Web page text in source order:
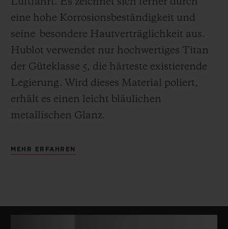
eine hohe Korrosionsbeständigkeit und
seine besondere Hautverträglichkeit aus.
Hublot verwendet nur hochwertiges Titan
der Güteklasse 5, die härteste existierende
Legierung. Wird dieses Material poliert,
erhält es einen leicht bläulichen
metallischen Glanz.
MEHR ERFAHREN